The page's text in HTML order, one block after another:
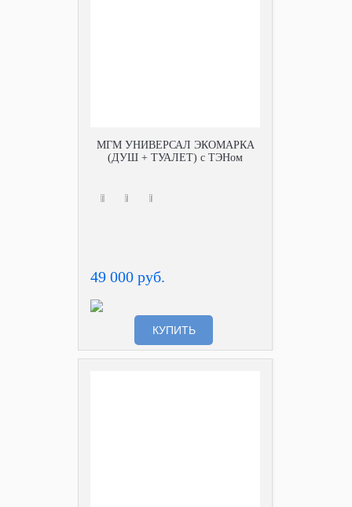
МГМ УНИВЕРСАЛ ЭКОМАРКА
(ДУШ + ТУАЛЕТ) с ТЭНом
49 000 руб.
КУПИТЬ